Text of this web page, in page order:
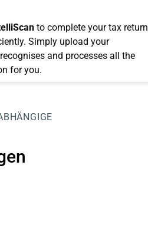
to complete your tax return
Simply upload your
and processes all the
for you.